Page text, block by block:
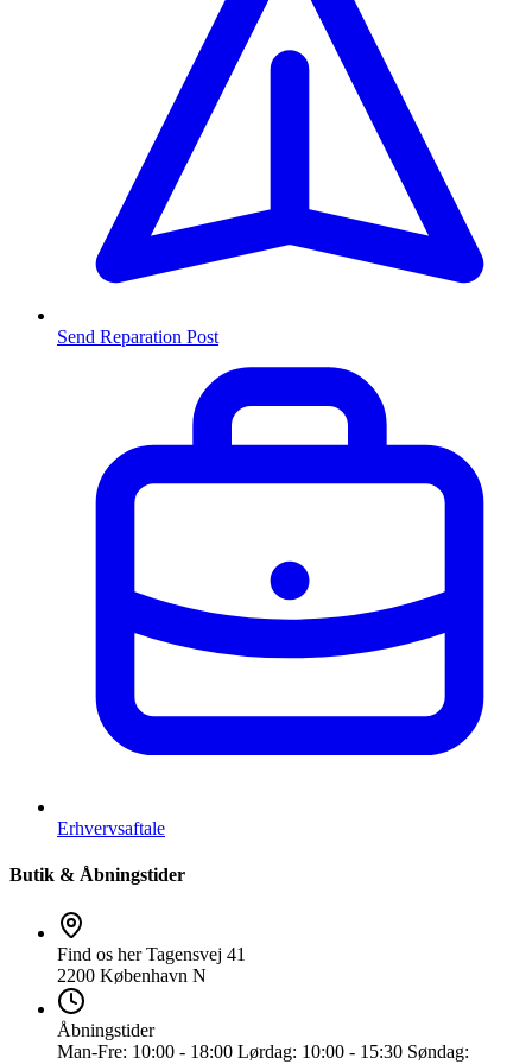
Send Reparation Post
Erhvervsaftale
Butik & Åbningstider
Find os her Tagensvej 41
2200 København N
Åbningstider
Man-Fre: 10:00 - 18:00 Lørdag: 10:00 - 15:30 Søndag: